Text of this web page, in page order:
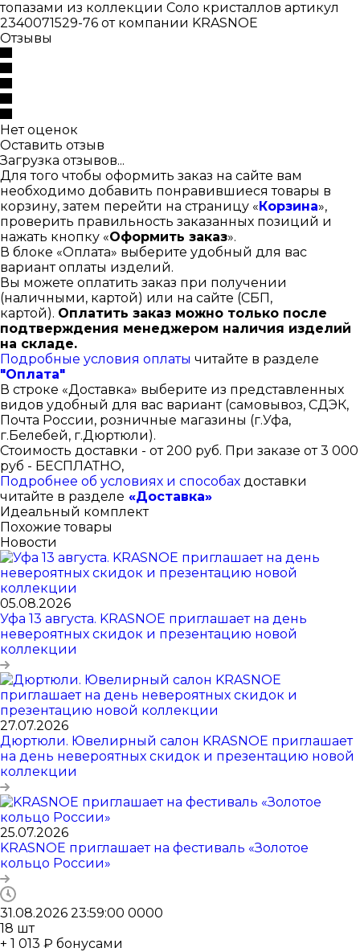
топазами из коллекции Соло кристаллов артикул
2340071529-76 от компании KRASNOE
Отзывы
Нет оценок
Оставить отзыв
Загрузка отзывов...
Для того чтобы оформить заказ на сайте вам
необходимо добавить понравившиеся товары в
корзину, затем перейти на страницу «Корзина»,
проверить правильность заказанных позиций и
нажать кнопку «Оформить заказ».
В блоке «Оплата» выберите удобный для вас
вариант оплаты изделий.
Вы можете оплатить заказ при получении
(наличными, картой) или на сайте (СБП,
картой). Оплатить заказ можно только после
подтверждения менеджером наличия изделий
на складе.
Подробные условия оплаты читайте в разделе
"Оплата"
В строке «Доставка» выберите из представленных
видов удобный для вас вариант (самовывоз, СДЭК,
Почта России, розничные магазины (г.Уфа,
г.Белебей, г.Дюртюли).
Стоимость доставки - от 200 руб. При заказе от 3 000
руб - БЕСПЛАТНО,
Подробнее об условиях и способах доставки
читайте в разделе «Доставка»
Идеальный комплект
Похожие товары
Новости
05.08.2026
Уфа 13 августа. KRASNOE приглашает на день
невероятных скидок и презентацию новой
коллекции
27.07.2026
Дюртюли. Ювелирный салон KRASNOE приглашает
на день невероятных скидок и презентацию новой
коллекции
25.07.2026
KRASNOE приглашает на фестиваль «Золотое
кольцо России»
31.08.2026 23:59:00 0000
18 шт
+ 1 013 ₽ бонусами